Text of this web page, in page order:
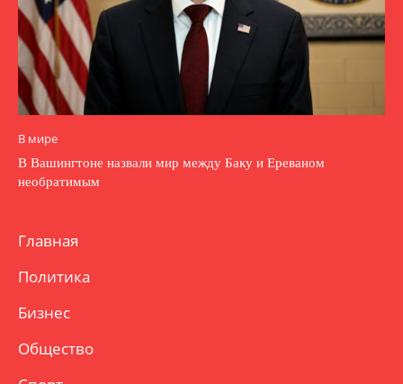
В мире
В Вашингтоне назвали мир между Баку и Ереваном
необратимым
Главная
Политика
Бизнес
Общество